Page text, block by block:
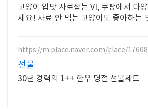
고양이 입맛 사로잡는 VI, 쿠팡에서 다
세요! 사료 안 먹는 고양이도 좋아하는
https://m.place.naver.com/place/
선물
30년 경력의 1++ 한우 명절 선물세트